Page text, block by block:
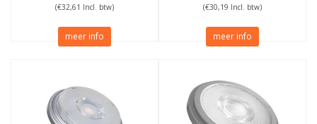
(€32,61 Incl. btw)
meer info
(€30,19 Incl. btw)
meer info